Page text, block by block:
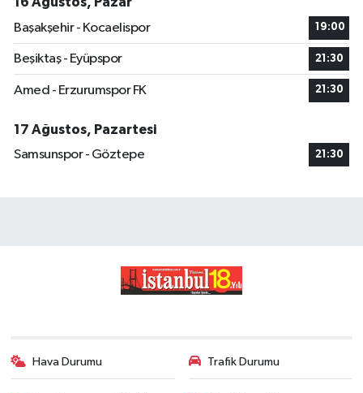
Başakşehir - Kocaelispor
19:00
Beşiktaş - Eyüpspor 21:30
Amed - Erzurumspor FK 21:30
17 Ağustos, Pazartesi
Samsunspor - Göztepe
21:30
Hava Durumu Trafik Durumu